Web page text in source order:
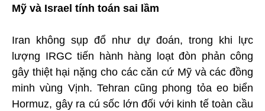
Mỹ và Israel tính toán sai lầm
Iran không sụp đổ như dự đoán, trong khi lực
lượng IRGC tiến hành hàng loạt đòn phản công
gây thiệt hại nặng cho các căn cứ Mỹ và các đồng
minh vùng Vịnh. Tehran cũng phong tỏa eo biển
Hormuz, gây ra cú sốc lớn đối với kinh tế toàn cầu